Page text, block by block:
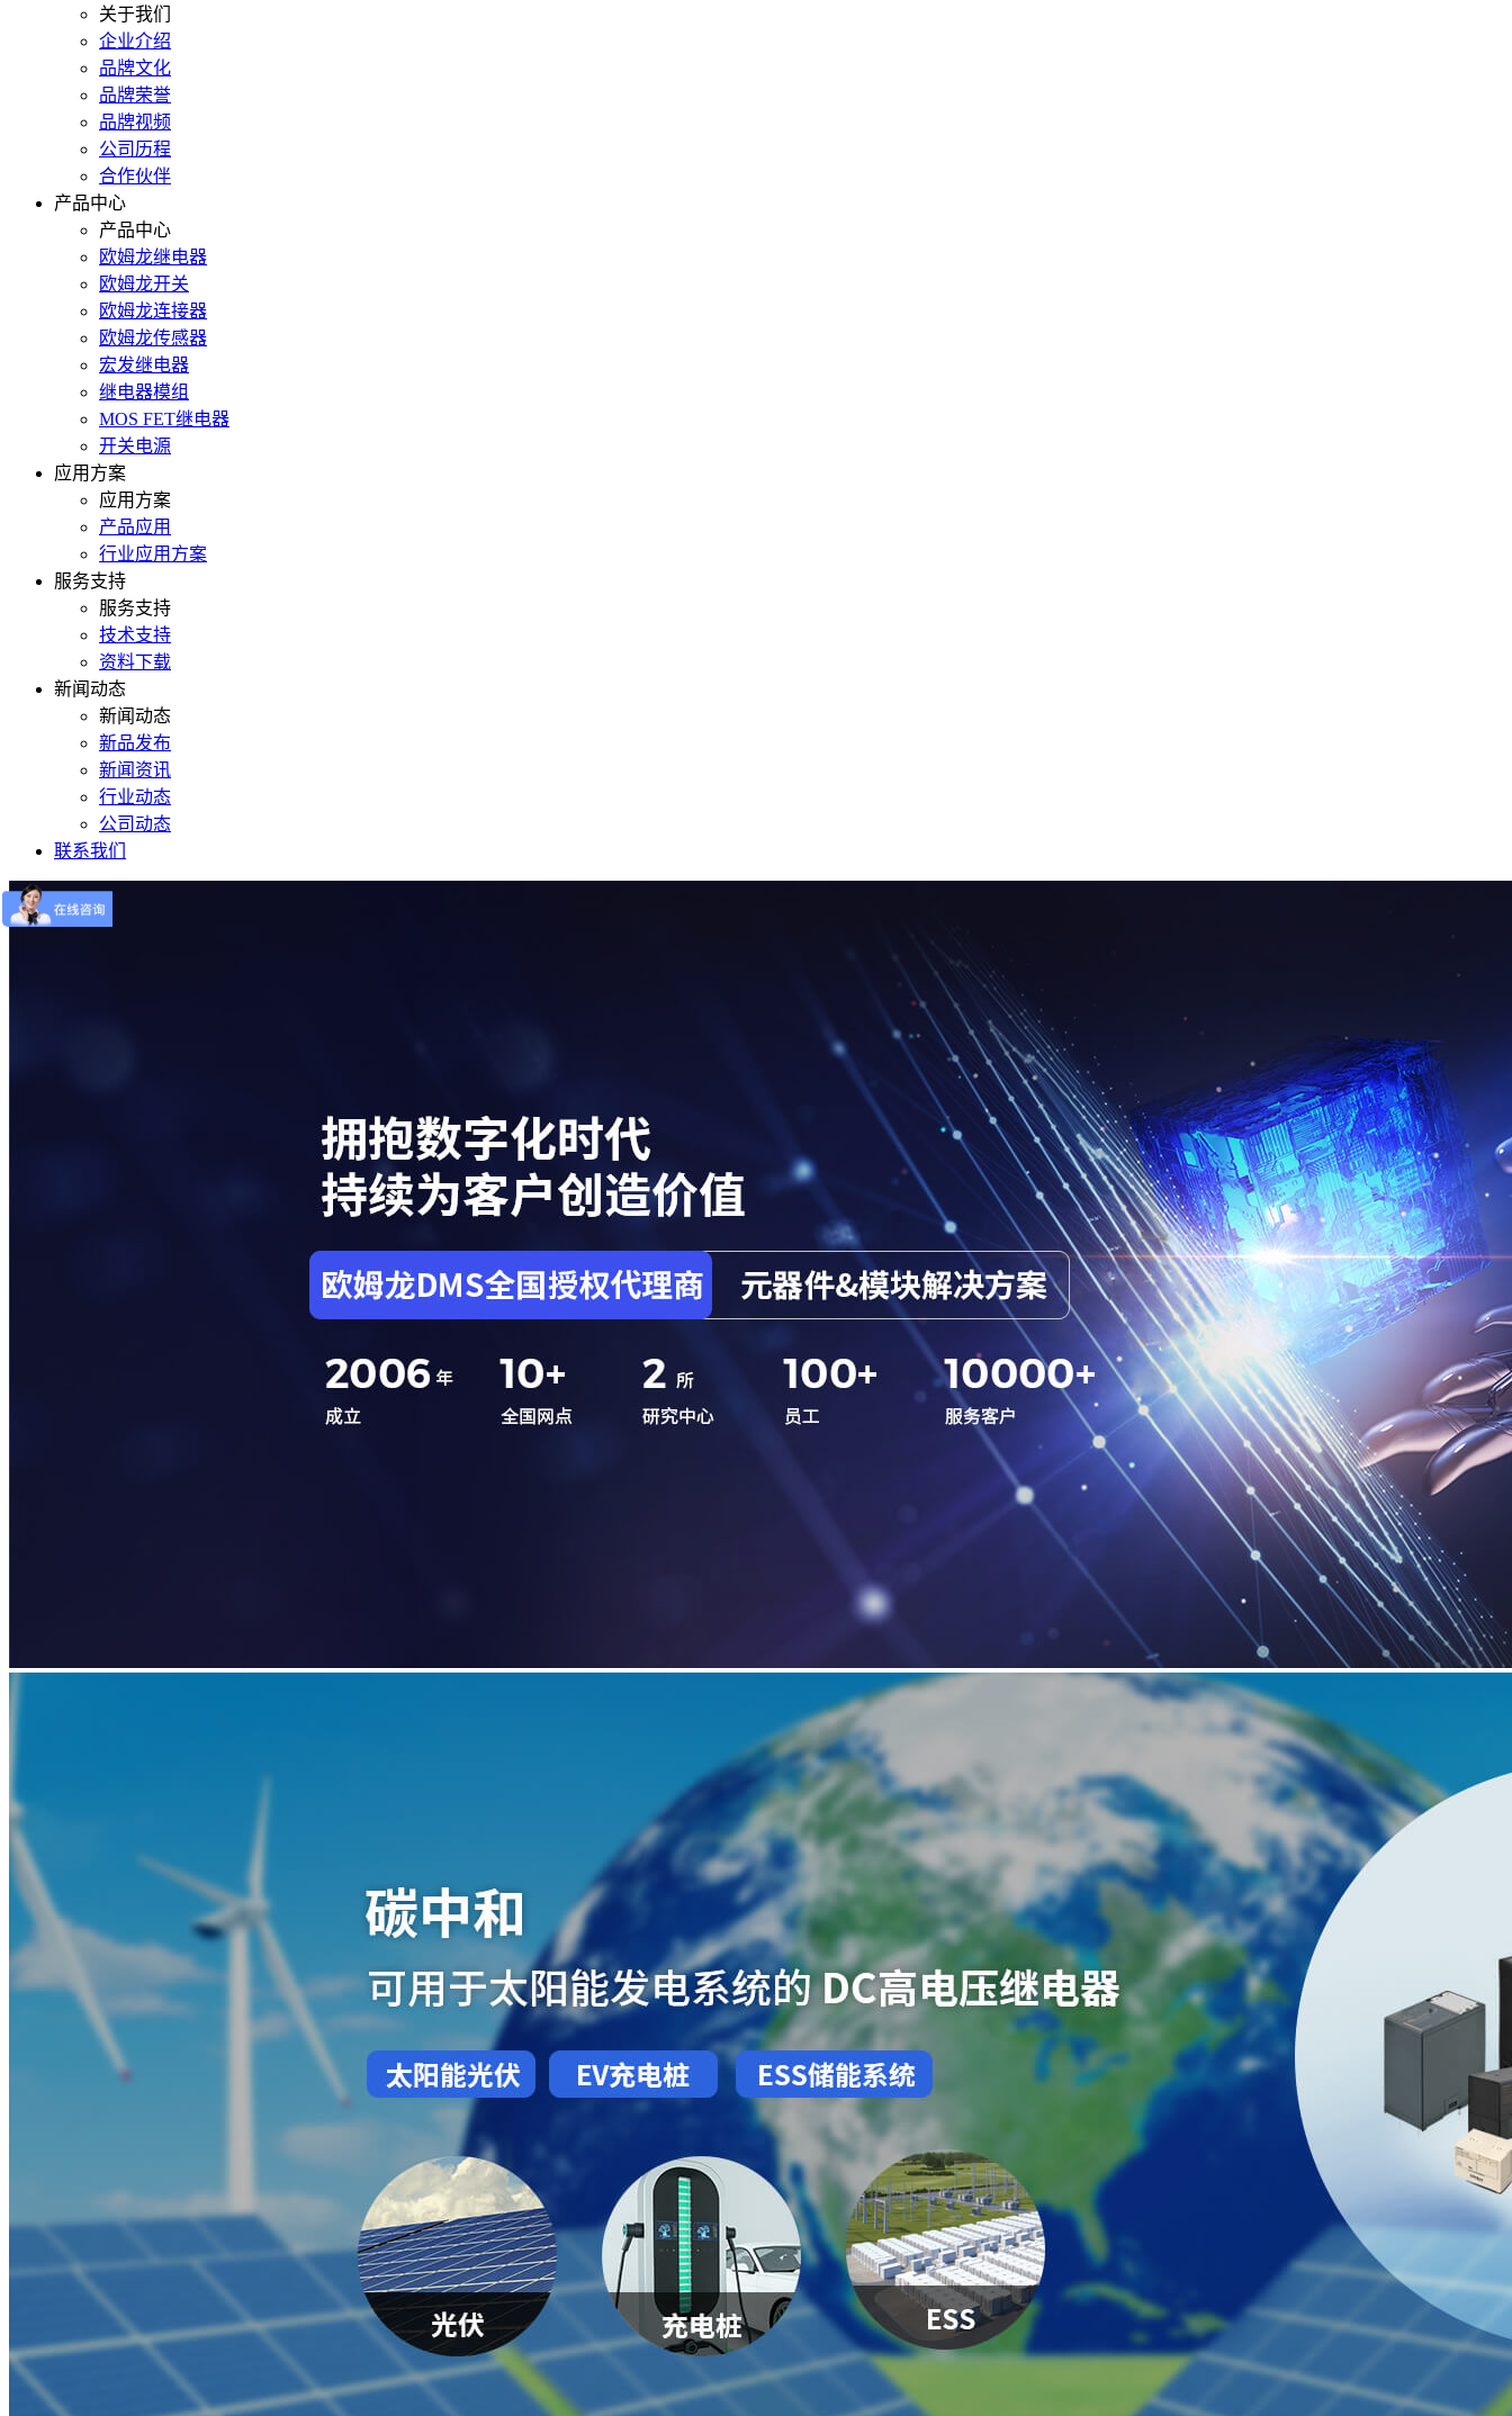
关于我们
企业介绍
品牌文化
品牌荣誉
品牌视频
公司历程
合作伙伴
产品中心
产品中心
欧姆龙继电器
欧姆龙开关
欧姆龙连接器
欧姆龙传感器
宏发继电器
继电器模组
MOS FET继电器
开关电源
应用方案
应用方案
产品应用
行业应用方案
服务支持
服务支持
技术支持
资料下载
新闻动态
新闻动态
新品发布
新闻资讯
行业动态
公司动态
联系我们